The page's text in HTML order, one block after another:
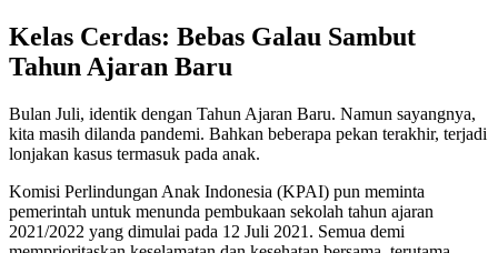
Kelas Cerdas: Bebas Galau Sambut
Tahun Ajaran Baru
Bulan Juli, identik dengan Tahun Ajaran Baru. Namun sayangnya,
kita masih dilanda pandemi. Bahkan beberapa pekan terakhir, terjadi
lonjakan kasus termasuk pada anak.
Komisi Perlindungan Anak Indonesia (KPAI) pun meminta
pemerintah untuk menunda pembukaan sekolah tahun ajaran
2021/2022 yang dimulai pada 12 Juli 2021. Semua demi